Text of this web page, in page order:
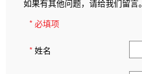
如果有其他问题，请给我们留言。
* 必填项
* 姓名